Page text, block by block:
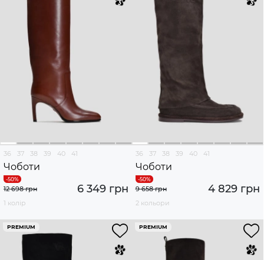
36 37 38 39 40 41
Чоботи
6 349 грн
12 698 грн
1 колір
36 37 38 39 40 41
Чоботи
4 829 грн
9 658 грн
2 кольори
PREMIUM PREMIUM